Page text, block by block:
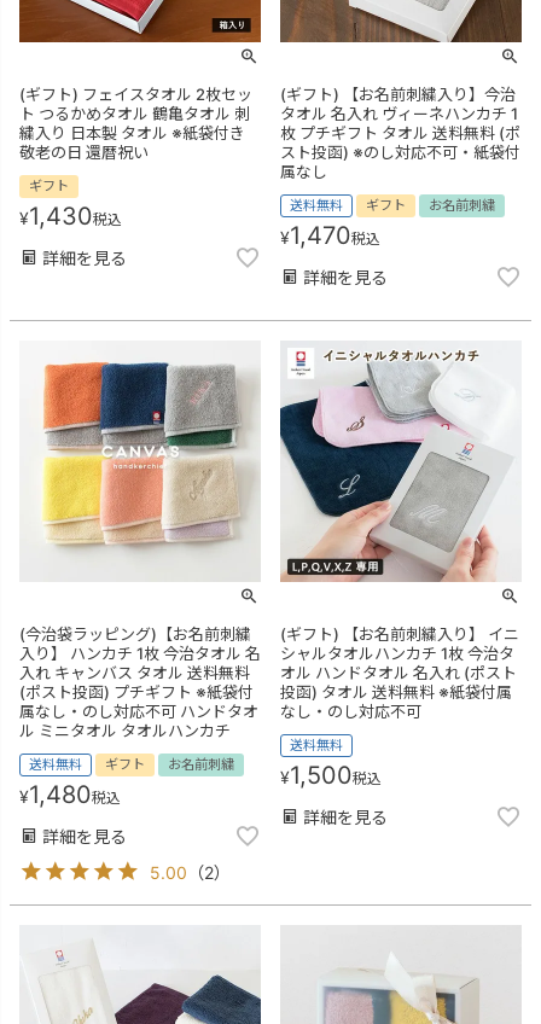
(ギフト) フェイスタオル 2枚セッ
ト つるかめタオル 鶴亀タオル 刺
繍入り 日本製 タオル ※紙袋付き
敬老の日 還暦祝い
ギフト
¥1,430税込
詳細を見る
(ギフト) 【お名前刺繍入り】今治
タオル 名入れ ヴィーネハンカチ 1
枚 プチギフト タオル 送料無料 (ポ
スト投函) ※のし対応不可・紙袋付
属なし
送料無料 ギフト お名前刺繍
¥1,470税込
詳細を見る
(今治袋ラッピング)【お名前刺繍
入り】 ハンカチ 1枚 今治タオル 名
入れ キャンバス タオル 送料無料
(ポスト投函) プチギフト ※紙袋付
属なし・のし対応不可 ハンドタオ
ル ミニタオル タオルハンカチ
送料無料 ギフト お名前刺繍
¥1,480税込
詳細を見る
5.00 （2）
(ギフト) 【お名前刺繍入り】 イニ
シャルタオルハンカチ 1枚 今治タ
オル ハンドタオル 名入れ (ポスト
投函) タオル 送料無料 ※紙袋付属
なし・のし対応不可
送料無料
¥1,500税込
詳細を見る